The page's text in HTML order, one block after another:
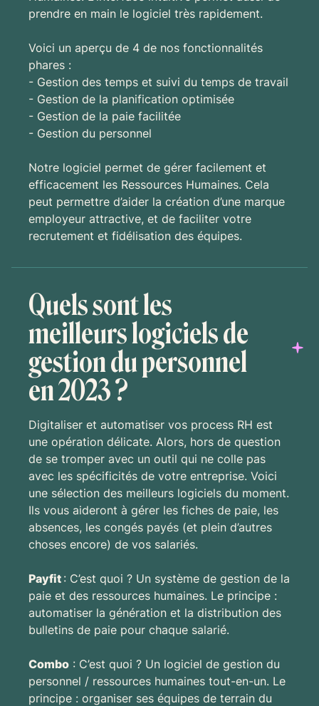
prendre en main le logiciel très rapidement.
Voici un aperçu de 4 de nos fonctionnalités
phares :
- Gestion des temps et suivi du temps de travail
- Gestion de la planification optimisée
- Gestion de la paie facilitée
- Gestion du personnel
Notre logiciel permet de gérer facilement et
efficacement les Ressources Humaines. Cela
peut permettre d’aider la création d’une marque
employeur attractive, et de faciliter votre
recrutement et fidélisation des équipes.
Quels sont les
meilleurs logiciels de
gestion du personnel
en 2023 ?
Digitaliser et automatiser vos process RH est
une opération délicate. Alors, hors de question
de se tromper avec un outil qui ne colle pas
avec les spécificités de votre entreprise. Voici
une sélection des meilleurs logiciels du moment.
Ils vous aideront à gérer les fiches de paie, les
absences, les congés payés (et plein d’autres
choses encore) de vos salariés.
Payfit : C’est quoi ? Un système de gestion de la
paie et des ressources humaines. Le principe :
automatiser la génération et la distribution des
bulletins de paie pour chaque salarié.
Combo : C’est quoi ? Un logiciel de gestion du
personnel / ressources humaines tout-en-un. Le
principe : organiser ses équipes de terrain du